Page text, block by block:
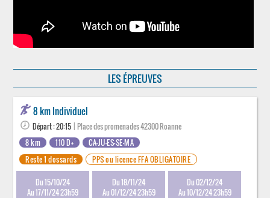
LES ÉPREUVES
8 km Individuel
Départ : 20:15 | Place des promenades 42300 Roanne
8 km
110 D+
CA-JU-ES-SE-MA
Reste 1 dossards
PPS ou licence FFA OBLIGATOIRE
Du 15/10/24
Au 17/11/24 23h59
Du 18/11/24
Au 01/12/24 23h59
Du 02/12/24
Au 10/12/24 23h59